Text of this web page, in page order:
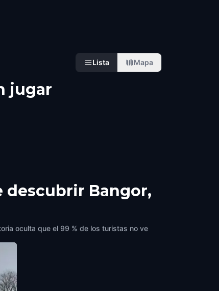
Lista Mapa
jugar
descubrir Bangor,
oculta que el 99 % de los turistas no ve